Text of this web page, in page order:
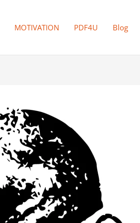
MOTIVATION PDF4U Blog